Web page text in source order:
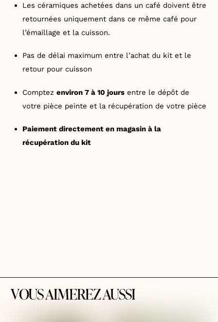
Les céramiques achetées dans un café doivent être
retournées uniquement dans ce même café pour
l’émaillage et la cuisson.
Pas de délai maximum entre l’achat du kit et le
retour pour cuisson
Comptezenviron 7 à 10 jours entre le dépôt de
votre pièce peinte et la récupération de votre pièce
Paiement directement en magasin à la
récupération du kit
VOUS AIMEREZ AUSSI